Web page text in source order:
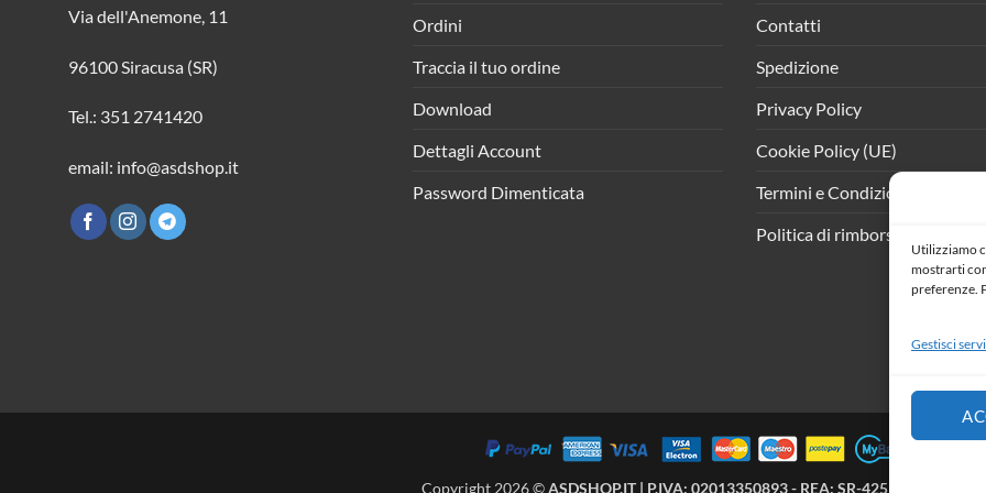
Utilizziamo
mostrarti
preferenze.
Gestisci
Via dell'Anemone, 11
96100 Siracusa (SR)
Tel.: 351 2741420
email: info@asdshop.it
Ordini
Traccia il tuo ordine
Download
Dettagli Account
Password Dimenticata
Contatti
Spedizione
Privacy Policy
Cookie Policy (UE)
Termini e Condizioni
Politica di rimborso e resi
Copyright 2026 ©ASDSHOP.IT | P.IVA: 02013350893 - REA: SR-425902 | All Rights